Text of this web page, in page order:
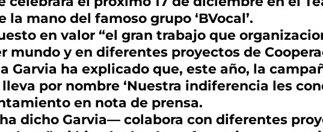
la mano del famoso grupo ‘BVocal’.
en valor “el gran trabajo que
mundo y en diferentes proyectos de
Garvia ha explicado que, este año, la
por nombre ‘Nuestra indiferencia les
en nota de prensa.
dicho Garvia— colabora con diferentes